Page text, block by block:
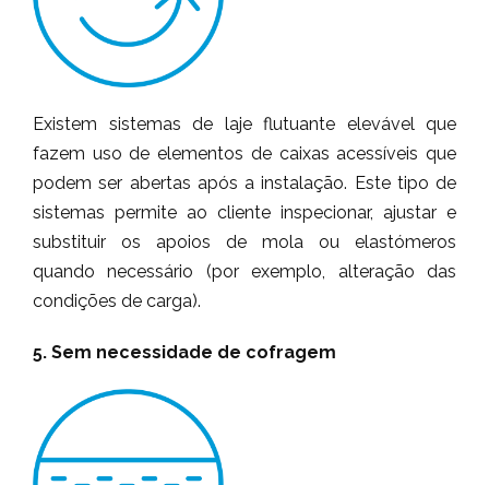
Existem sistemas de laje flutuante elevável que
fazem uso de elementos de caixas acessíveis que
podem ser abertas após a instalação. Este tipo de
sistemas permite ao cliente inspecionar, ajustar e
substituir os apoios de mola ou elastómeros
quando necessário (por exemplo, alteração das
condições de carga).
5. Sem necessidade de cofragem